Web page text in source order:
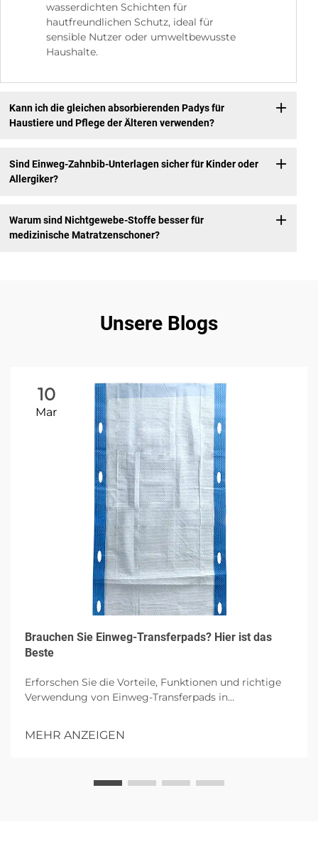
wasserdichten Schichten für
hautfreundlichen Schutz, ideal für
sensible Nutzer oder umweltbewusste
Haushalte.
Kann ich die gleichen absorbierenden Padys für
Haustiere und Pflege der Älteren verwenden?
Sind Einweg-Zahnbib-Unterlagen sicher für Kinder oder
Allergiker?
Warum sind Nichtgewebe-Stoffe besser für
medizinische Matratzenschoner?
Unsere Blogs
10
Mar
Brauchen Sie Einweg-Transferpads? Hier ist das
Beste
Erforschen Sie die Vorteile, Funktionen und richtige
Verwendung von Einweg-Transferpads in
hochgradiger Absorption eingegangen wird.
MEHR ANZEIGEN